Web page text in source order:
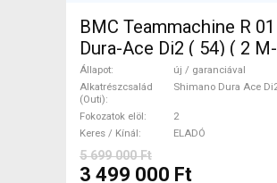
BMC Teammachine R
Dura-Ace Di2 ( 54) ( 2
Országúti Shimano Dura
Di2 tárcsafék új /
ELADÓ
Állapot
új / garanciával
Alkatrészcsalád
(Outi)
Shimano Dura Ace
Fokozatok elöl
2
Keres / Kínál
ELADÓ
5 699 000 Ft
3 499 000 Ft